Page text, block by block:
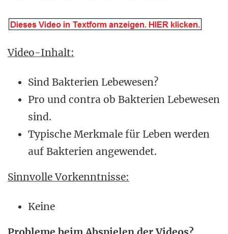
Video-Inhalt:
Sind Bakterien Lebewesen?
Pro und contra ob Bakterien Lebewesen
sind.
Typische Merkmale für Leben werden
auf Bakterien angewendet.
Sinnvolle Vorkenntnisse:
Keine